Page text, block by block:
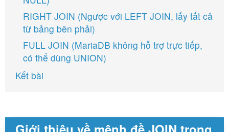
RIGHT JOIN (Ngược với LEFT JOIN, lấy tất cả
từ bảng bên phải)
FULL JOIN (MariaDB không hỗ trợ trực tiếp,
có thể dùng UNION)
Kết bài